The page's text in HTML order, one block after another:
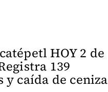
HOY 2 de
139
y caída de ceniza